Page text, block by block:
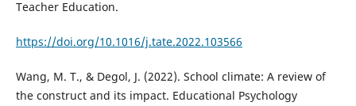
Teacher Education.
https://doi.org/10.1016/j.tate.2022.103566
Wang, M. T., & Degol, J. (2022). School climate: A review of
the construct and its impact. Educational Psychology